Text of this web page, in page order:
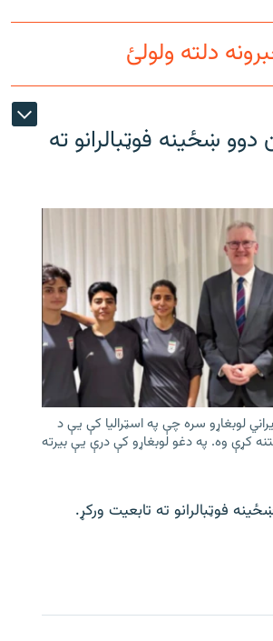
دلته ولولئ
دوو ښځینه فوټبالرانو ته
لوبغاړو سره چې په اسټرالیا کې يې د
کړې وه. په دغو لوبغاړو کې درې يې بیرته
فوټبالرانو ته تابعیت ورکړ.